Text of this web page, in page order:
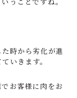
時から劣化が進
いきます。
お客様に肉をお